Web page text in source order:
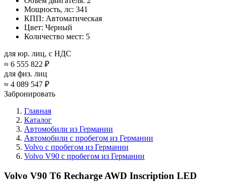
Мощность, лс: 341
КПП: Автоматическая
Цвет: Черный
Количество мест: 5
для юр. лиц, с НДС
≈ 6 555 822 ₽
для физ. лиц
≈ 4 089 547 ₽
Забронировать
Главная
Каталог
Автомобили из Германии
Автомобили с пробегом из Германии
Volvo с пробегом из Германии
Volvo V90 с пробегом из Германии
Volvo V90 T6 Recharge AWD Inscription LED